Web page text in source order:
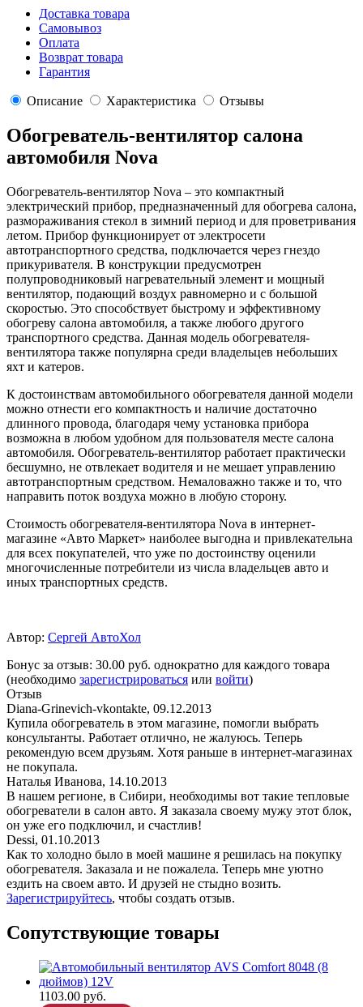
Доставка товара
Самовывоз
Оплата
Возврат товара
Гарантия
Описание Характеристика Отзывы
Обогреватель-вентилятор салона
автомобиля Nova
Обогреватель-вентилятор Nova – это компактный
электрический прибор, предназначенный для обогрева салона,
размораживания стекол в зимний период и для проветривания
летом. Прибор функционирует от электросети
автотранспортного средства, подключается через гнездо
прикуривателя. В конструкции предусмотрен
полупроводниковый нагревательный элемент и мощный
вентилятор, подающий воздух равномерно и с большой
скоростью. Это способствует быстрому и эффективному
обогреву салона автомобиля, а также любого другого
транспортного средства. Данная модель обогревателя-
вентилятора также популярна среди владельцев небольших
яхт и катеров.
К достоинствам автомобильного обогревателя данной модели
можно отнести его компактность и наличие достаточно
длинного провода, благодаря чему установка прибора
возможна в любом удобном для пользователя месте салона
автомобиля. Обогреватель-вентилятор работает практически
бесшумно, не отвлекает водителя и не мешает управлению
автотранспортным средством. Немаловажно также и то, что
направить поток воздуха можно в любую сторону.
Стоимость обогревателя-вентилятора Nova в интернет-
магазине «Авто Маркет» наиболее выгодна и привлекательна
для всех покупателей, что уже по достоинству оценили
многочисленные потребители из числа владельцев авто и
иных транспортных средств.
Автор: Сергей АвтоХол
Бонус за отзыв: 30.00 руб. однократно для каждого товара
(необходимо зарегистрироваться или войти)
Отзыв
Diana-Grinevich-vkontakte, 09.12.2013
Купила обогреватель в этом магазине, помогли выбрать
консультанты. Работает отлично, не жалуюсь. Теперь
рекомендую всем друзьям. Хотя раньше в интернет-магазинах
не покупала.
Наталья Иванова, 14.10.2013
В нашем регионе, в Сибири, необходимы вот такие тепловые
обогреватели в салон авто. Я заказала своему мужу этот блок,
он уже его подключил, и счастлив!
Dessi, 01.10.2013
Как то холодно было в моей машине я решилась на покупку
обогревателя. Заказала и не пожалела. Теперь мне уютно
ездить на своем авто. И друзей не стыдно возить.
Зарегистрируйтесь, чтобы создать отзыв.
Сопутствующие товары
1103.00 руб.